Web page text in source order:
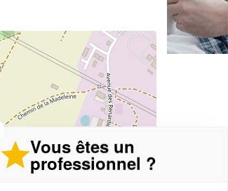
Vous êtes un
professionnel ?